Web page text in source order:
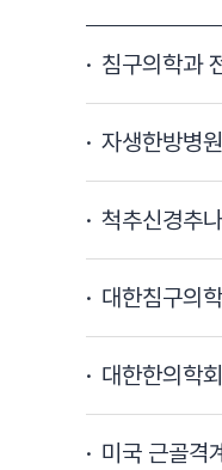
침구의학과
자생한방병
척추신경추
대한침구의
대한한의학
미국 근골격